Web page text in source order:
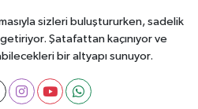
sizleri buluştururken, sadelik
Şatafattan kaçınıyor ve
bir altyapı sunuyor.